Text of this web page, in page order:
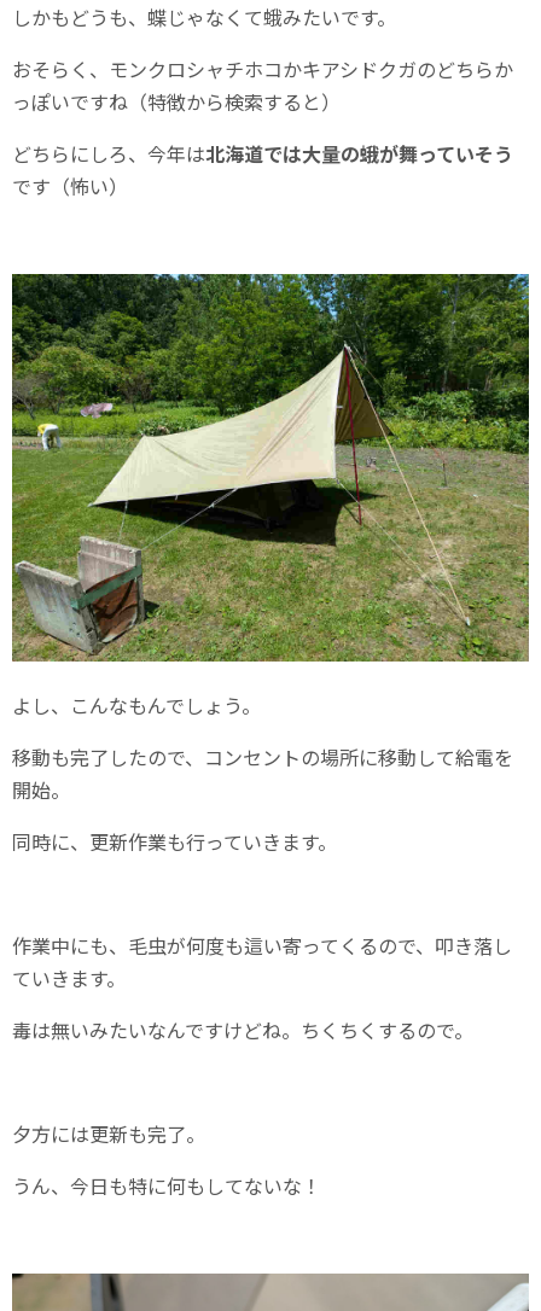
しかもどうも、蝶じゃなくて蛾みたいです。
おそらく、モンクロシャチホコかキアシドクガのどちらか
っぽいですね（特徴から検索すると）
どちらにしろ、今年は北海道では大量の蛾が舞っていそう
です（怖い）
よし、こんなもんでしょう。
移動も完了したので、コンセントの場所に移動して給電を
開始。
同時に、更新作業も行っていきます。
作業中にも、毛虫が何度も這い寄ってくるので、叩き落し
ていきます。
毒は無いみたいなんですけどね。ちくちくするので。
夕方には更新も完了。
うん、今日も特に何もしてないな！